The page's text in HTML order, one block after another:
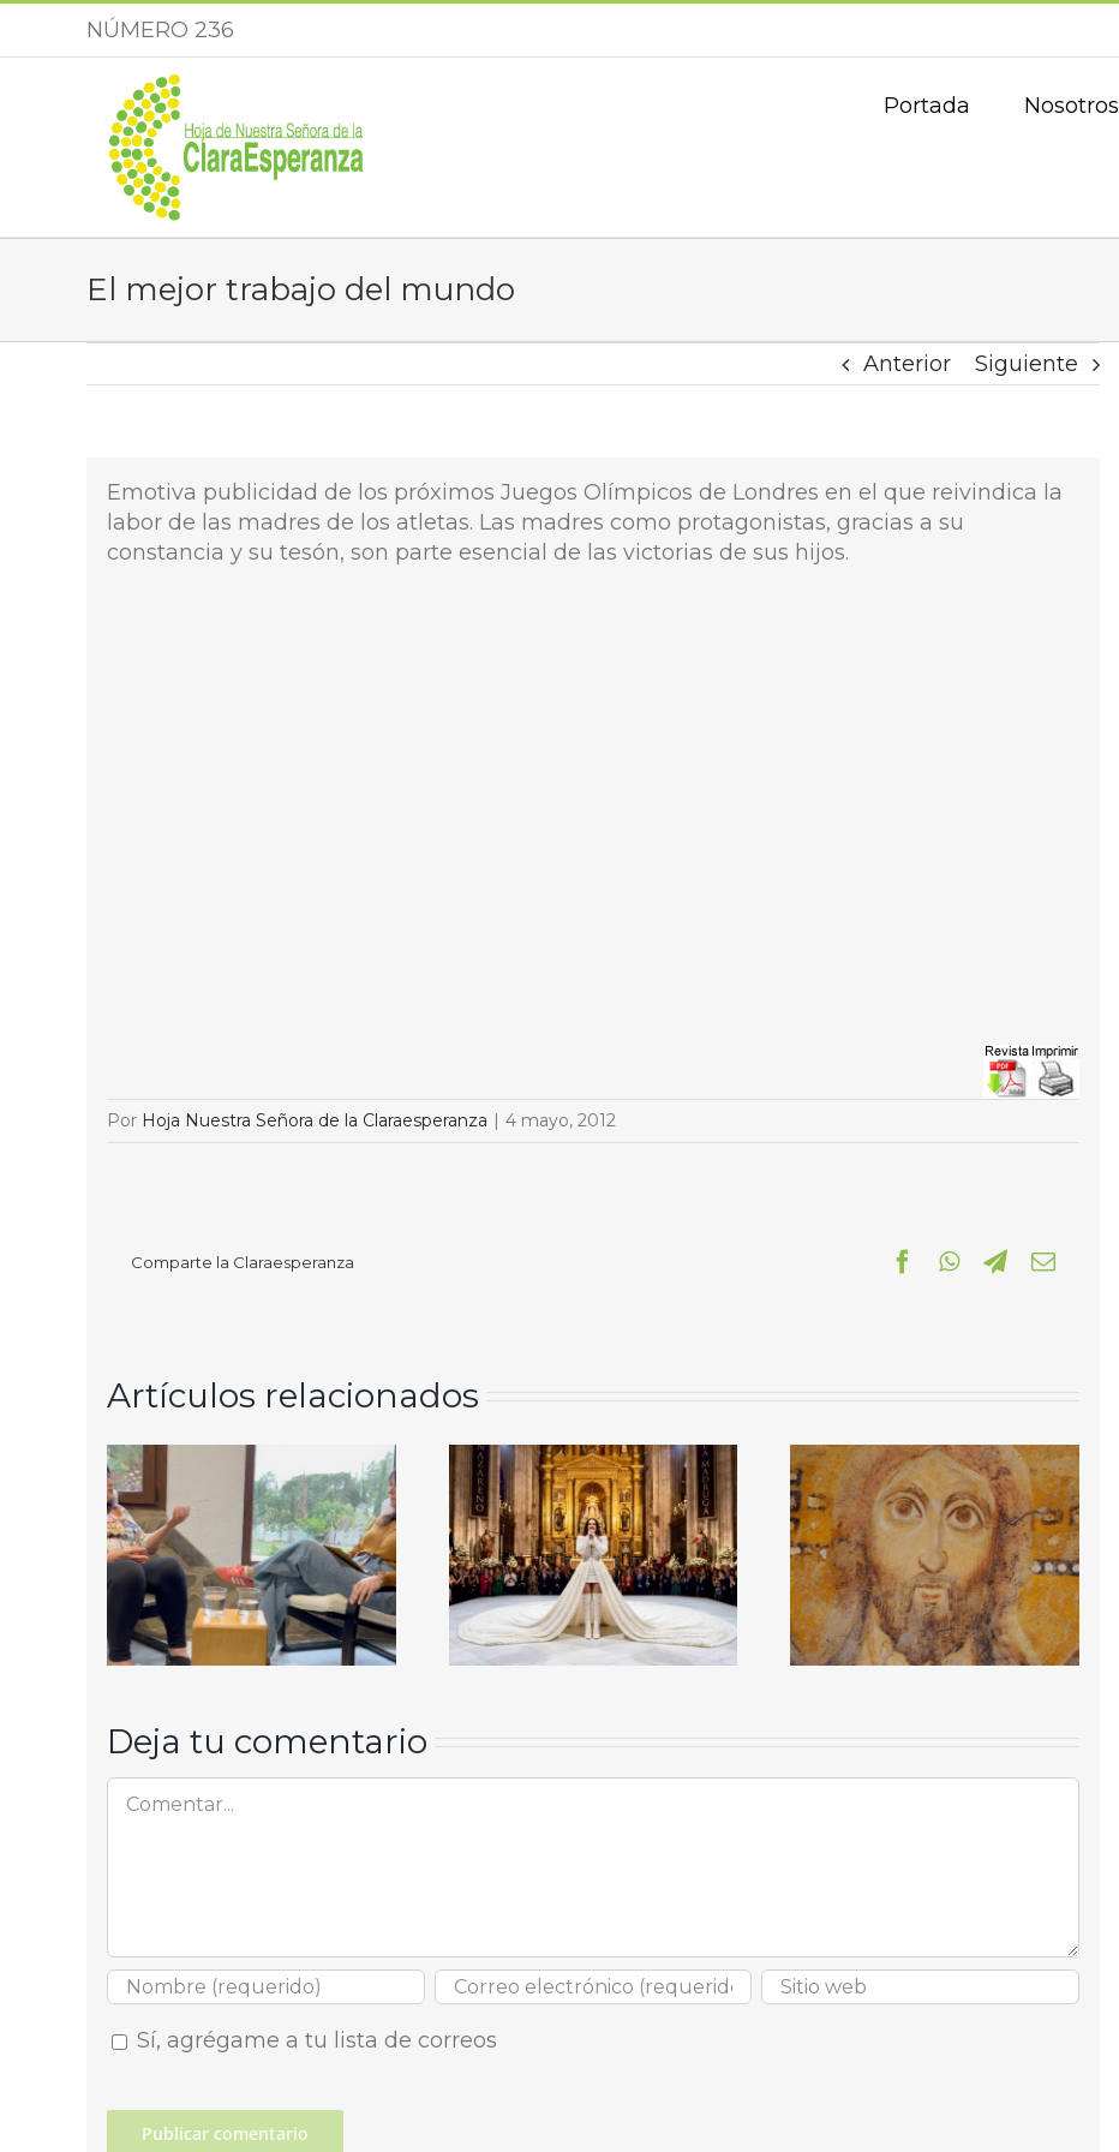
NÚMERO 236
Portada Nosotros
El mejor trabajo del mundo
Anterior Siguiente
Emotiva publicidad de los próximos Juegos Olímpicos de Londres en el que reivindica la
labor de las madres de los atletas. Las madres como protagonistas, gracias a su
constancia y su tesón, son parte esencial de las victorias de sus hijos.
Por Hoja Nuestra Señora de la Claraesperanza | 4 mayo, 2012
Comparte la Claraesperanza Facebook
WhatsApp
Telegram
Correo
Artículos relacionados
Deja tu comentario
Comentar
Sí, agrégame a tu lista de correos